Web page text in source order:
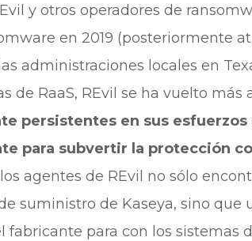
y otros operadores de
en 2019 (posteriormente
administraciones locales en
de RaaS, REvil se ha vuelto más
persistentes en sus
para subvertir la protección
agentes de REvil no sólo
suministro de Kaseya, sino que
fabricante para con los sistemas